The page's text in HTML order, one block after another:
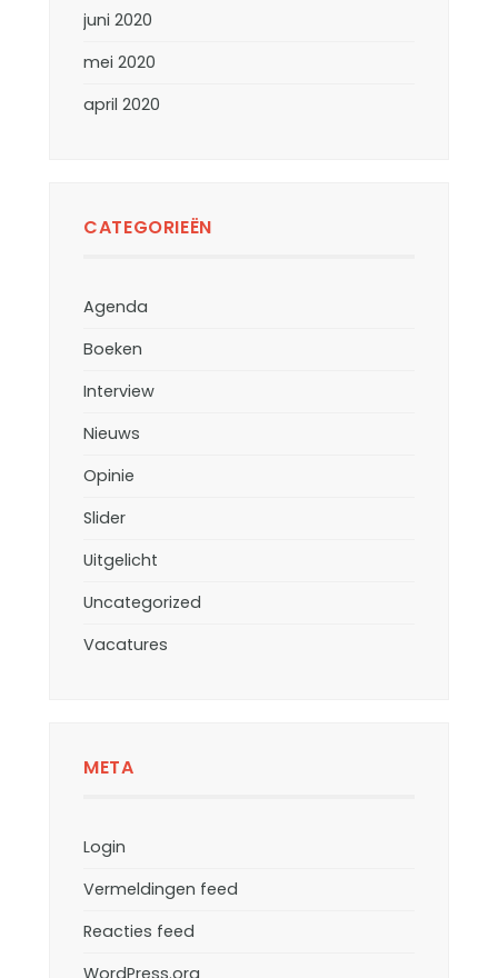
juni 2020
mei 2020
april 2020
CATEGORIEËN
Agenda
Boeken
Interview
Nieuws
Opinie
Slider
Uitgelicht
Uncategorized
Vacatures
META
Login
Vermeldingen feed
Reacties feed
WordPress.org